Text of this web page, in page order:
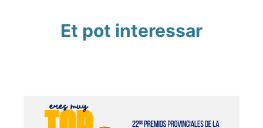
Et pot interessar